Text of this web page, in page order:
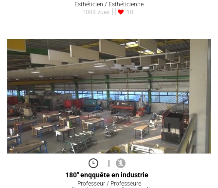
Esthéticien / Esthéticienne
1089 vues
10
|
180'' enqquête en industrie
Professeur / Professeure